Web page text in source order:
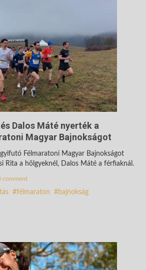
Dalos Máté nyerték a
Magyar Bajnokságot
Félmaratoni Magyar Bajnokságot
Rita a hölgyeknél, Dalos Máté a férfiaknál.
comment
félmaraton bajnokság